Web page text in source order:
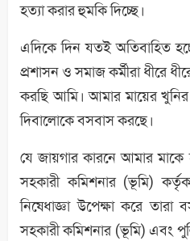
হত্যা করার হুমকি দিচ্ছে।
এদিকে দিন যতই অতিবাহিত
প্রশাসন ও সমাজ কর্মীরা ধীরে
করছি আমি। আমার মায়ের
দিবালোকে বসবাস করছে।
যে জায়গার কারনে আমার মাকে
সহকারী কমিশনার (ভূমি)
নিষেধাজ্ঞা উপেক্ষা করে
সহকারী কমিশনার (ভূমি) এবং